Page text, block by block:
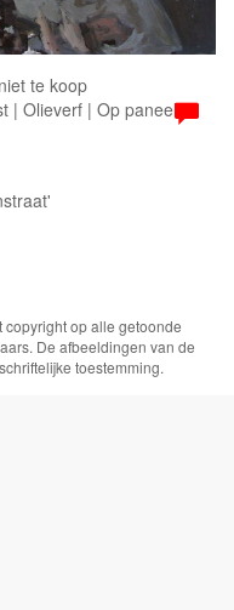
te koop
| Olieverf | Op paneel
copyright op alle getoonde
De afbeeldingen van de
toestemming.